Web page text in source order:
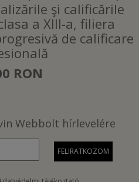
şi calificările
a XIII-a, filiera
de calificare
RON
Webbolt hírlevelére